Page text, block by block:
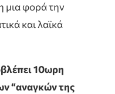
μια φορά την
και λαϊκά
10ωρη
“αναγκών της